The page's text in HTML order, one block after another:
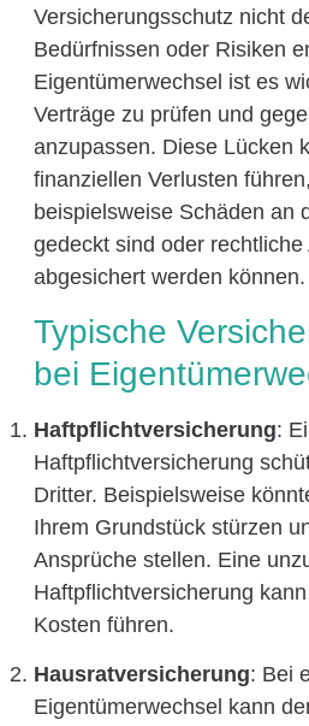
Versicherungsschutz nicht
Bedürfnissen oder Risiken
Eigentümerwechsel ist es
Verträge zu prüfen und
anzupassen. Diese Lücken
finanziellen Verlusten
beispielsweise Schäden an
gedeckt sind oder
abgesichert werden können.
Typische
bei
Haftpflichtversicherung:
Haftpflichtversicherung
Dritter. Beispielsweise
Ihrem Grundstück stürzen
Ansprüche stellen. Eine
Haftpflichtversicherung
Kosten führen.
Hausratversicherung: Bei
Eigentümerwechsel kann